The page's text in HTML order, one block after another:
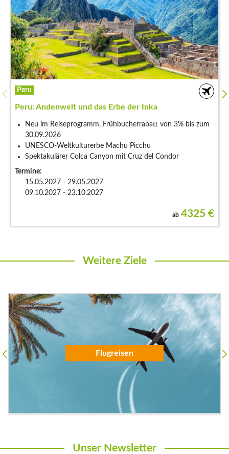
zum
Vietnam: Zwischen Drachenschwanz und
Frühbucherrabatt von 3% bis zum 30.09.2026 auf
Wasserpuppentheater & Rikschafahrt in Hanoi
Kochkurs in Hoi An
08.11.2026 - 21.11.2026
11.03.2027 - 24.03.2027
Weitere Ziele
Flugreisen
Unser Newsletter